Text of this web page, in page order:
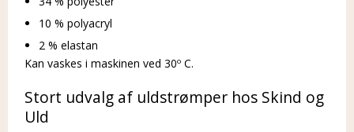
10 % polyacryl
2 % elastan
Kan vaskes i maskinen ved 30º C.
Stort udvalg af uldstrømper hos Skind og
Uld